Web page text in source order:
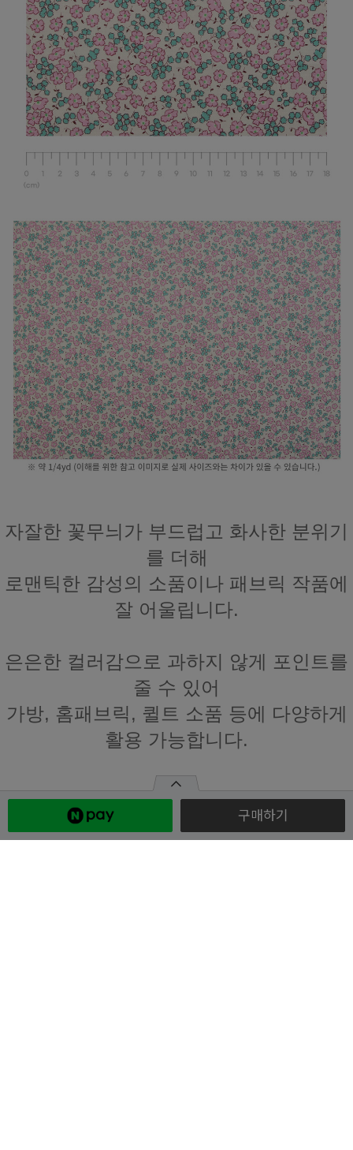
구매하기
자잘한 꽃무늬가 부드럽고 화사한 분위기
를 더해
로맨틱한 감성의 소품이나 패브릭 작품에
잘 어울립니다.
은은한 컬러감으로 과하지 않게 포인트를
줄 수 있어
가방, 홈패브릭, 퀼트 소품 등에 다양하게
활용 가능합니다.